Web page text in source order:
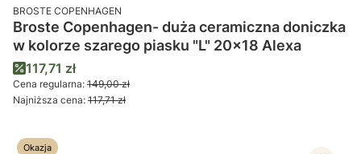
PRODUCENT
BROSTE COPENHAGEN
Broste Copenhagen- duża ceramiczna doniczka
w kolorze szarego piasku "L" 20x18 Alexa
Cena promocyjna
117,71 zł
Cena regularna: 149,00 zł
Najniższa cena: 117,71 zł
Okazja